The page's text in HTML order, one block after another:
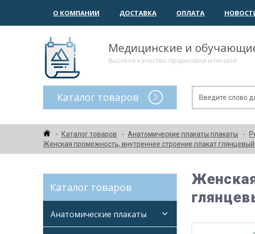
О КОМПАНИИ ДОСТАВКА ОПЛАТА
Медицинские и
Высокое качество прорисовки и печати
Каталог товаров
Каталог товаров Анатомические плакаты плакаты
Женская промежность, внутреннее строение плакат
Каталог товаров
Анатомические плакаты